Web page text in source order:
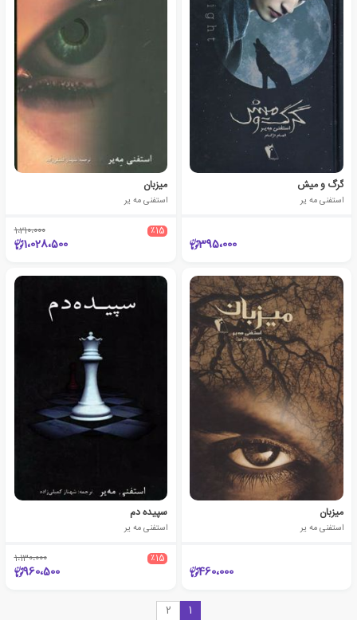
گرگ و میش
استفنی مه یر
395،000
میزبان
استفنی مه یر
٪15 1،210،000
1،028،500
میزبان
استفنی مه یر
460،000
سپیده دم
استفنی مه یر
٪15 1،130،000
960،500
1
2